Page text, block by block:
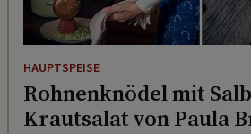
HAUPTSPEISE
Rohnenknödel mit
Krautsalat von Paula